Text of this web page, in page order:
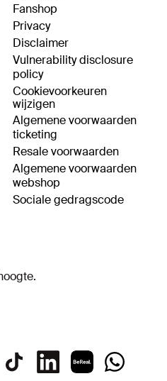
Fanshop
Privacy
Disclaimer
Vulnerability disclosure
policy
Cookievoorkeuren
wijzigen
Algemene voorwaarden
ticketing
Resale voorwaarden
Algemene voorwaarden
webshop
Sociale gedragscode